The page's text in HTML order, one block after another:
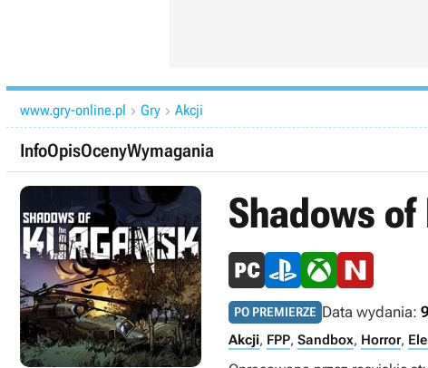
www.gry-online.pl  Gry  Akcji
InfoOpisOcenyWymagania
Shadows
PO PREMIERZE Data wydania:
Akcji, FPP, Sandbox, Horror,